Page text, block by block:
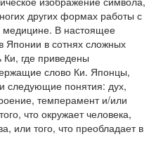
других формах работы с
медици­не. В настоящее
Японии в сотнях сложных
где приведены
слово Ки. Японцы,
следующие понятия: дух,
темпе­рамент и/или
что окружает человека,
или то­го, что преобладает в